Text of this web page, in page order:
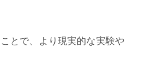
とで、より現実的な実験や